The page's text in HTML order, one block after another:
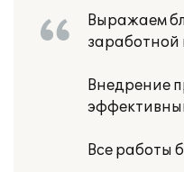
Выражаем
заработной
Внедрение
Все работы